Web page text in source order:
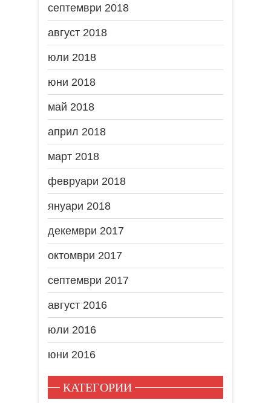
септември 2018
август 2018
юли 2018
юни 2018
май 2018
април 2018
март 2018
февруари 2018
януари 2018
декември 2017
октомври 2017
септември 2017
август 2016
юли 2016
юни 2016
КАТЕГОРИИ